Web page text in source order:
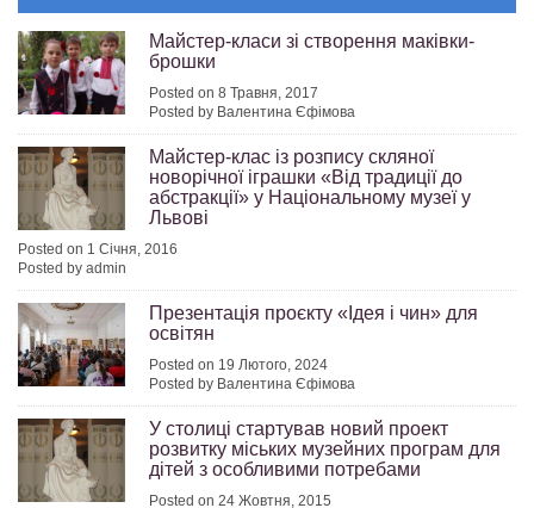
Майстер-класи зі створення маківки-
брошки
Posted on 8 Травня, 2017
Posted by Валентина Єфімова
Майстер-клас із розпису скляної
новорічної іграшки «Від традиції до
абстракції» у Національному музеї у
Львові
Posted on 1 Січня, 2016
Posted by admin
Презентація проєкту «Ідея і чин» для
освітян
Posted on 19 Лютого, 2024
Posted by Валентина Єфімова
У столиці стартував новий проект
розвитку міських музейних програм для
дітей з особливими потребами
Posted on 24 Жовтня, 2015